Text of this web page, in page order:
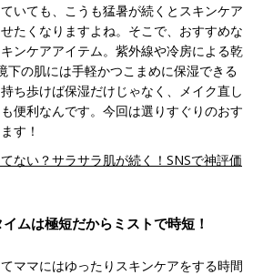
いても、こうも猛暑が続くとスキンケア
たくなりますよね。そこで、おすすめな
ンケアアイテム。紫外線や冷房による乾
下の肌には手軽かつこまめに保湿できる
ち歩けば保湿だけじゃなく、メイク直し
便利なんです。今回は選りすぐりのおす
す！
ない？サラサラ肌が続く！SNSで神評価
ムは極短だからミストで時短！
ママにはゆったりスキンケアをする時間